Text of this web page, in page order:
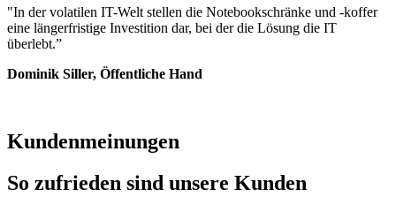
"In der volatilen IT-Welt stellen die Notebookschränke und -koffer
eine längerfristige Investition dar, bei der die Lösung die IT
überlebt.”
Dominik Siller, Öffentliche Hand
Kundenmeinungen
So zufrieden sind unsere Kunden